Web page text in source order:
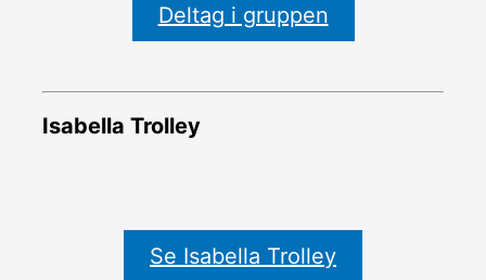
Deltag i gruppen
Isabella Trolley
Se Isabella Trolley